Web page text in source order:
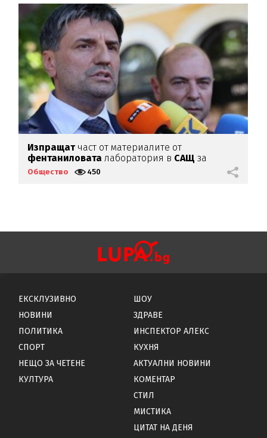
Изпращатчаст от материалите от
фентаниловата лаборатория в САЩ за
анализ
Общество 450
ЕКСКЛУЗИВНО
НОВИНИ
ПОЛИТИКА
СПОРТ
НЕЩО ЗА ЧЕТЕНЕ
КУЛТУРА
ШОУ
ЗДРАВЕ
ИНСПЕКТОР АЛЕКС
КУХНЯ
АКТУАЛНИ НОВИНИ
КОМЕНТАР
СТИЛ
МИСТИКА
ЦИТАТ НА ДЕНЯ